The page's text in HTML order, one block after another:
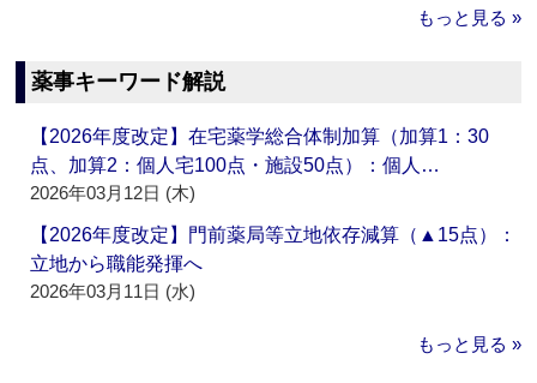
もっと見る »
薬事キーワード解説
【2026年度改定】在宅薬学総合体制加算（加算1：30
点、加算2：個人宅100点・施設50点）：個人…
2026年03月12日 (木)
【2026年度改定】門前薬局等立地依存減算（▲15点）：
立地から職能発揮へ
2026年03月11日 (水)
もっと見る »